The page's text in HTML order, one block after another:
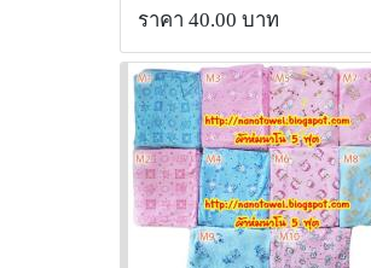
ราคา 40.00 บาท